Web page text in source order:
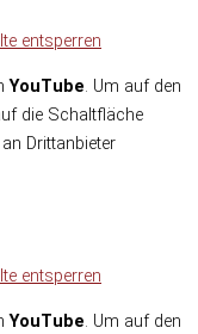
entsperren
YouTube. Um auf den
die Schaltfläche
Drittanbieter
entsperren
YouTube. Um auf den